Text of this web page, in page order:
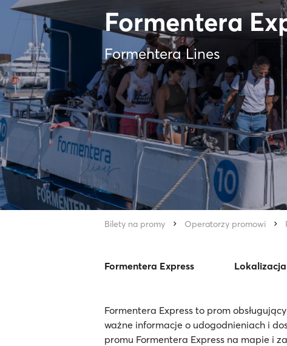
Formentera
Formentera Lines
Bilety na promy Operatorzy promowi
Formentera Express
Formentera Express to prom
ważne informacje o udogodnieniach i
promu Formentera Express na mapie i